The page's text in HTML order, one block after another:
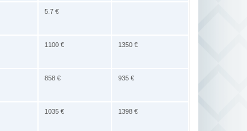
5.7 €
1100 € 1350 €
858 € 935 €
1035 € 1398 €